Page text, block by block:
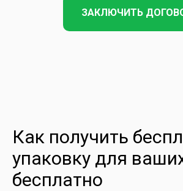
ЗАКЛЮЧИТЬ
Как получить
упаковку для
бесплатно